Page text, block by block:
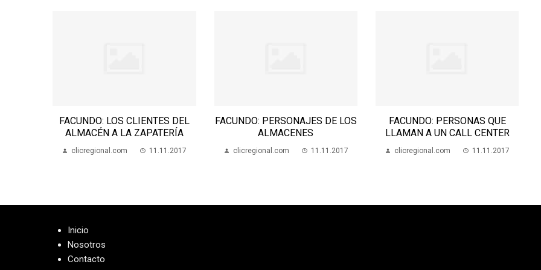
FACUNDO: LOS CLIENTES DEL
ALMACÉN A LA ZAPATERÍA
clicregional.com 11.11.2017
FACUNDO: PERSONAJES DE LOS
ALMACENES
clicregional.com 11.11.2017
FACUNDO: PERSONAS QUE
LLAMAN A UN CALL CENTER
clicregional.com 11.11.2017
Inicio
Nosotros
Contacto